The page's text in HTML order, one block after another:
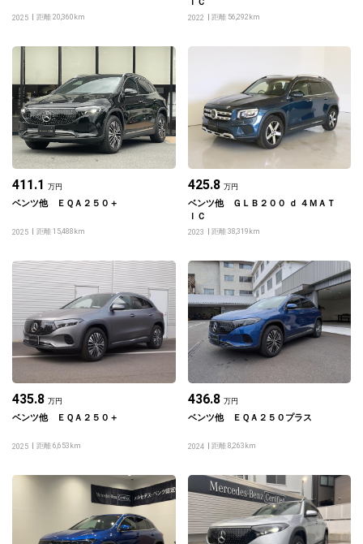
2025 距離 20,360km 2022 距離 56,292km
411.1 万円
ベンツ他 ＥＱＡ２５０＋
2025 距離 15,488km
425.8 万円
ベンツ他 ＧＬＢ２００ ｄ ４ＭＡＴ
ＩＣ
2023 距離 38,319km
435.8 万円
ベンツ他 ＥＱＡ２５０＋
2025 距離 6,653km
436.8 万円
ベンツ他 ＥＱＡ２５０プラス
2024 距離 8,263km